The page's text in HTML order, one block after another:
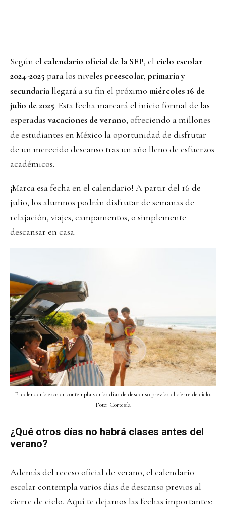
Según el calendario oficial de la SEP, el ciclo escolar
2024-2025 para los nivelespreescolar, primaria y
secundariallegará a su fin el próximo miércoles 16 de
julio de 2025. Esta fecha marcará el inicio formal de las
esperadas vacaciones de verano, ofreciendo a millones
de estudiantes en México la oportunidad de disfrutar
de un merecido descanso tras un año lleno de esfuerzos
académicos.
¡Marca esa fecha en el calendario! A partir del 16 de
julio, los alumnos podrán disfrutar de semanas de
relajación, viajes, campamentos, o simplemente
descansar en casa.
El calendario escolar contempla varios días de descanso previos al cierre de ciclo.
Foto: Cortesía
¿Qué otros días no habrá clases antes del
verano?
Además del receso oficial de verano, el calendario
escolar contempla varios días de descanso previos al
cierre de ciclo. Aquí te dejamos las fechas importantes: